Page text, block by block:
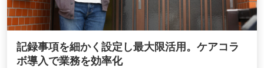
記録事項を細かく設定し最大限活用。ケアコラ
ボ導入で業務を効率化